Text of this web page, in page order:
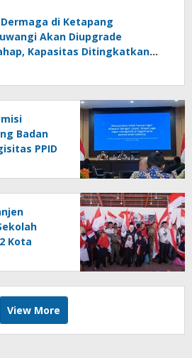
di Ketapang
Akan Diupgrade
Kapasitas Ditingkatkan
Badan
PPID
Kota
View More